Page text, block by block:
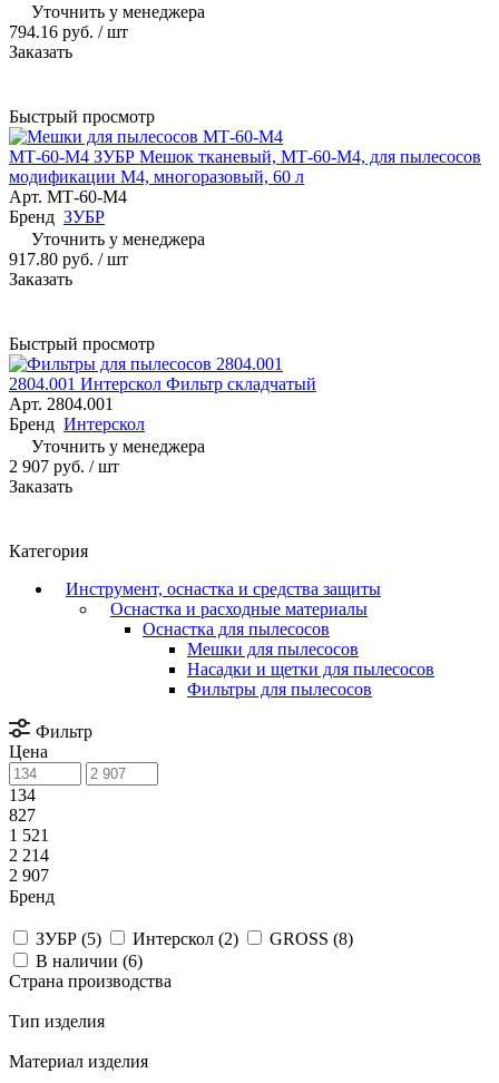
Уточнить у менеджера
794.16 руб. / шт
Заказать
Быстрый просмотр
МТ-60-М4 ЗУБР Мешок тканевый, МТ-60-М4, для пылесосов
модификации М4, многоразовый, 60 л
Арт. МТ-60-М4
Бренд ЗУБР
Уточнить у менеджера
917.80 руб. / шт
Заказать
Быстрый просмотр
2804.001 Интерскол Фильтр складчатый
Арт. 2804.001
Бренд Интерскол
Уточнить у менеджера
2 907 руб. / шт
Заказать
Категория
Инструмент, оснастка и средства защиты
Оснастка и расходные материалы
Оснастка для пылесосов
Мешки для пылесосов
Насадки и щетки для пылесосов
Фильтры для пылесосов
Фильтр
Цена
134
827
1 521
2 214
2 907
Бренд
ЗУБР (5) Интерскол (2) GROSS (8)
В наличии (6)
Страна производства
Тип изделия
Материал изделия